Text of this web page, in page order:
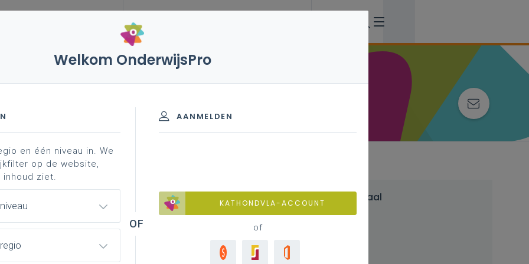
vakken en leerplannen 2de graad
- A-finaliteit
Inspirerend materiaal
Welkom OnderwijsPro
AANMELDEN
KATHONDVLA-ACCOUNT
of
en één niveau in. We
op de website,
ziet.